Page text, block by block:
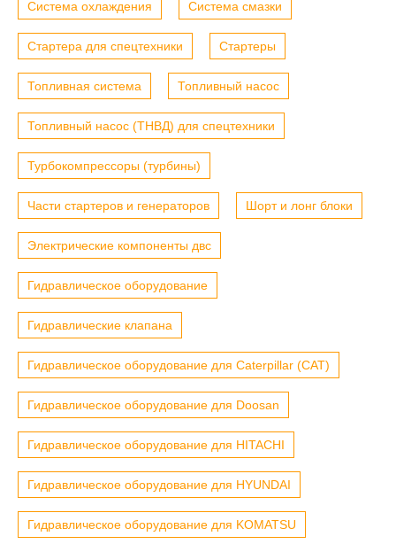
Система охлаждения Система смазки
Стартера для спецтехники Стартеры
Топливная система Топливный насос
Топливный насос (ТНВД) для спецтехники
Турбокомпрессоры (турбины)
Части стартеров и генераторов Шорт и лонг блоки
Электрические компоненты двс
Гидравлическое оборудование
Гидравлические клапана
Гидравлическое оборудование для Caterpillar (CAT)
Гидравлическое оборудование для Doosan
Гидравлическое оборудование для HITACHI
Гидравлическое оборудование для HYUNDAI
Гидравлическое оборудование для KOMATSU